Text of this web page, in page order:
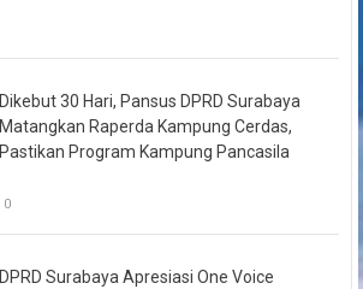
Dikebut 30 Hari, Pansus DPRD Surabaya
Matangkan Raperda Kampung Cerdas,
Pastikan Program Kampung Pancasila
0
DPRD Surabaya Apresiasi One Voice